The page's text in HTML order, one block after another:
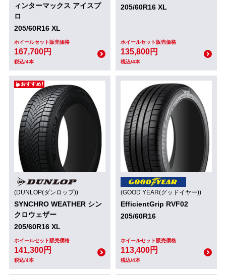
ィンターマックス アイスプ
ロ
205/60R16 XL
ホイールセット販売価格
167,700円
税込/4本
205/60R16 XL
ホイールセット販売価格
135,800円
税込/4本
(DUNLOP(ダンロップ))
SYNCHRO WEATHER シン
クロウェザー
205/60R16 XL
ホイールセット販売価格
141,300円
税込/4本
(GOOD YEAR(グッドイヤー))
EfficientGrip RVF02
205/60R16
ホイールセット販売価格
113,400円
税込/4本